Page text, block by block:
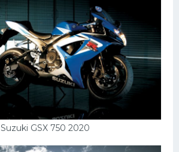
Suzuki GSX 750 2020